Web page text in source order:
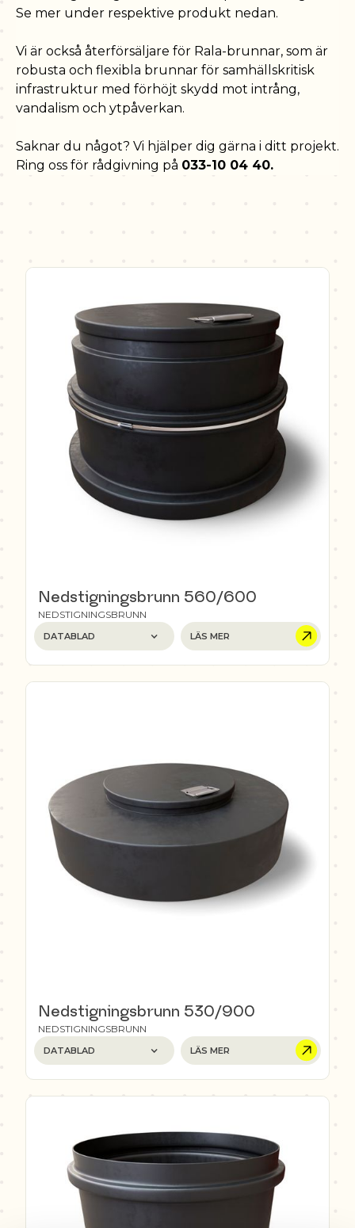
Se mer under respektive produkt nedan.
Vi är också återförsäljare för Rala-brunnar, som är
robusta och flexibla brunnar för samhällskritisk
infrastruktur med förhöjt skydd mot intrång,
vandalism och ytpåverkan.
Saknar du något? Vi hjälper dig gärna i ditt projekt.
Ring oss för rådgivning på 033-10 04 40.
Nedstigningsbrunn 560/600
NEDSTIGNINGSBRUNN
DATABLAD LÄS MER
Nedstigningsbrunn 530/900
NEDSTIGNINGSBRUNN
DATABLAD LÄS MER